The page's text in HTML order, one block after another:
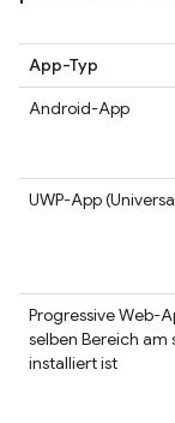
App-Typ
Android-App
UWP-App
Progressive Web-
selben Bereich am
installiert ist